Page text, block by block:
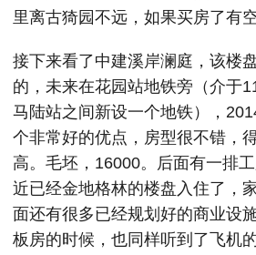
里离古猗园不远，如果买房了有
接下来看了中建溪岸澜庭，该楼
的，未来在花园站地铁旁（介于
马陆站之间新设一个地铁），
个非常好的优点，房型很不错，
高。毛坯，16000。后面有一排
近已经金地格林的楼盘入住了，
面还有很多已经规划好的商业设
板房的时候，也同样听到了飞机